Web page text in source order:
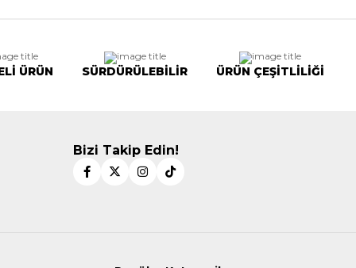
ÜRÜN SÜRDÜRÜLEBİLİR ÜRÜN ÇEŞİTLİLİĞİ
Bizi Takip Edin!